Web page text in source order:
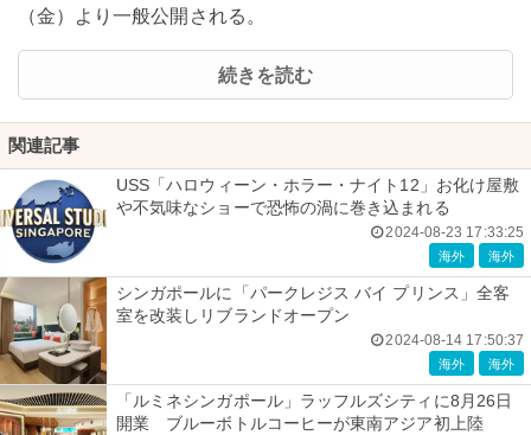
（金）より一般公開される。
続きを読む
関連記事
USS「ハロウィーン・ホラー・ナイト12」お化け屋敷
や不気味なショーで恐怖の渦に巻き込まれる
2024-08-23 17:33:25
海外 海外
シンガポールに「パークレジス バイ プリンス」全客
室を改装しリブランドオープン
2024-08-14 17:50:37
海外 海外
「ルミネシンガポール」ラッフルズシティに8月26日
開業 ブルーボトルコーヒーが東南アジア初上陸